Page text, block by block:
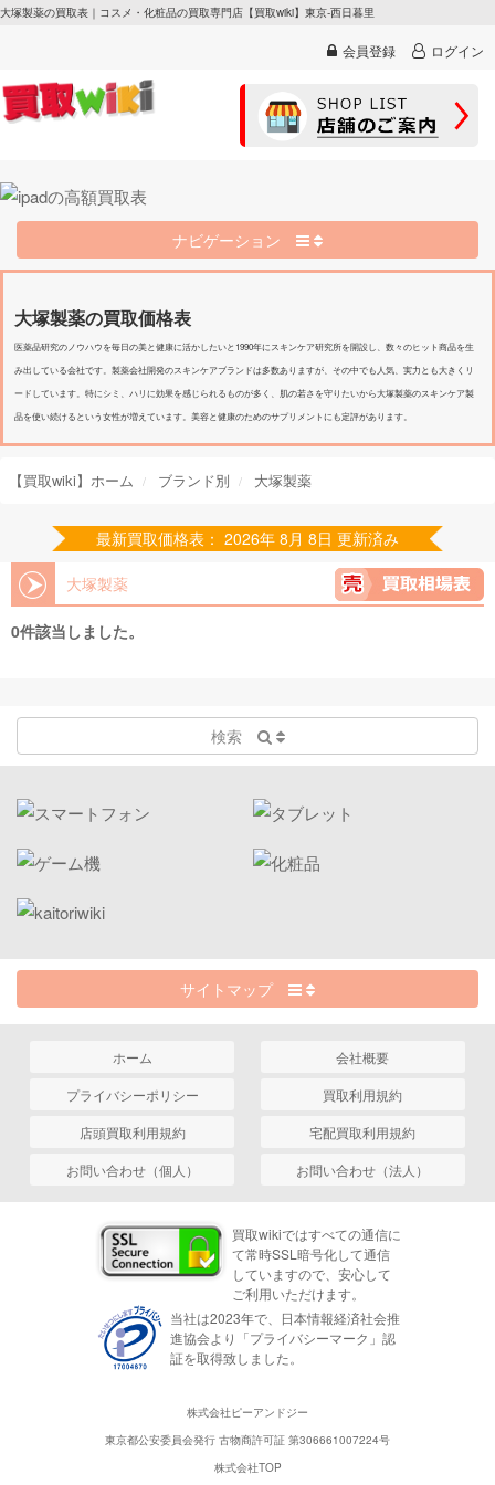
大塚製薬の買取表｜コスメ・化粧品の買取専門店【買取wiki】東京-西日暮里
会員登録 ログイン
ナビゲーション
大塚製薬の買取価格表
医薬品研究のノウハウを毎日の美と健康に活かしたいと1990年にスキンケア研究所を開設し、数々のヒット商品を生
み出している会社です。製薬会社開発のスキンケアブランドは多数ありますが、その中でも人気、実力とも大きくリ
ードしています。特にシミ、ハリに効果を感じられるものが多く、肌の若さを守りたいから大塚製薬のスキンケア製
品を使い続けるという女性が増えています。美容と健康のためのサプリメントにも定評があります。
【買取wiki】ホーム ブランド別 大塚製薬
最新買取価格表： 2026年 8月 8日 更新済み
大塚製薬
0件該当しました。
検索
サイトマップ
ホーム
会社概要
プライバシーポリシー
買取利用規約
店頭買取利用規約
宅配買取利用規約
お問い合わせ（個人）
お問い合わせ（法人）
買取wikiではすべての通信に
て常時SSL暗号化して通信
していますので、安心して
ご利用いただけます。
当社は2023年で、日本情報経済社会推
進協会より「プライバシーマーク」認
証を取得致しました。
株式会社ピーアンドジー
東京都公安委員会発行 古物商許可証 第306661007224号
株式会社TOP